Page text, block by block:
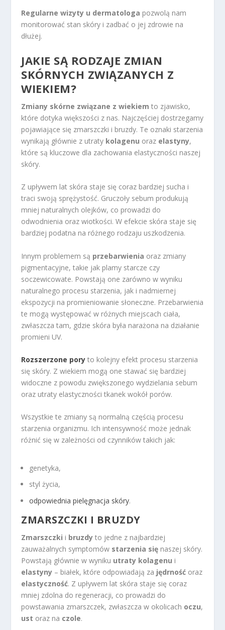
Regularne wizyty u dermatologa pozwolą nam
monitorować stan skóry i zadbać o jej zdrowie na
dłużej.
JAKIE SĄ RODZAJE ZMIAN
SKÓRNYCH ZWIĄZANYCH Z
WIEKIEM?
Zmiany skórne związane z wiekiem to zjawisko,
które dotyka większości z nas. Najczęściej dostrzegamy
pojawiające się zmarszczki i bruzdy. Te oznaki starzenia
wynikają głównie z utraty kolagenu oraz elastyny,
które są kluczowe dla zachowania elastyczności naszej
skóry.
Z upływem lat skóra staje się coraz bardziej sucha i
traci swoją sprężystość. Gruczoły sebum produkują
mniej naturalnych olejków, co prowadzi do
odwodnienia oraz wiotkości. W efekcie skóra staje się
bardziej podatna na różnego rodzaju uszkodzenia.
Innym problemem są przebarwienia oraz zmiany
pigmentacyjne, takie jak plamy starcze czy
soczewicowate. Powstają one zarówno w wyniku
naturalnego procesu starzenia, jak i nadmiernej
ekspozycji na promieniowanie słoneczne. Przebarwienia
te mogą występować w różnych miejscach ciała,
zwłaszcza tam, gdzie skóra była narażona na działanie
promieni UV.
Rozszerzone pory to kolejny efekt procesu starzenia
się skóry. Z wiekiem mogą one stawać się bardziej
widoczne z powodu zwiększonego wydzielania sebum
oraz utraty elastyczności tkanek wokół porów.
Wszystkie te zmiany są normalną częścią procesu
starzenia organizmu. Ich intensywność może jednak
różnić się w zależności od czynników takich jak:
genetyka,
styl życia,
odpowiednia pielęgnacja skóry.
ZMARSZCZKI I BRUZDY
Zmarszczki i bruzdy to jedne z najbardziej
zauważalnych symptomów starzenia się naszej skóry.
Powstają głównie w wyniku utraty kolagenu i
elastyny – białek, które odpowiadają za jędrność oraz
elastyczność. Z upływem lat skóra staje się coraz
mniej zdolna do regeneracji, co prowadzi do
powstawania zmarszczek, zwłaszcza w okolicach oczu,
ust oraz na czole.